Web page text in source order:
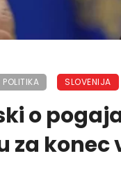
POLITIKA SLOVENIJA
o
za konec